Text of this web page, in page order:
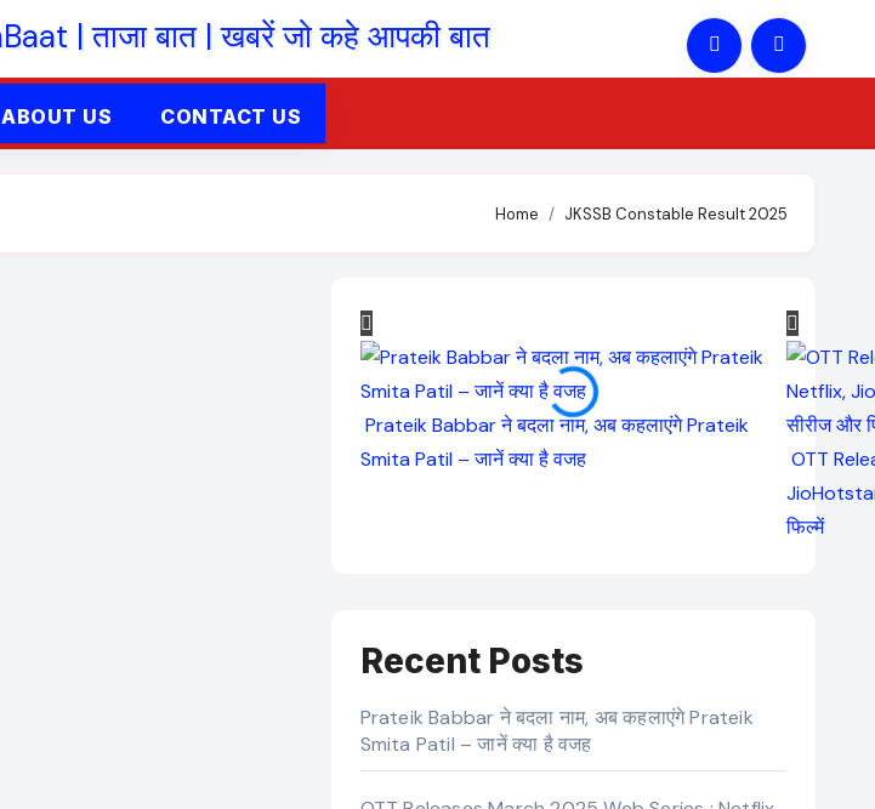
ABOUT US CONTACT US
Home JKSSB Constable Result 2025
Prateik Babbar ने बदला नाम, अब कहलाएंगे Prateik
Smita Patil – जानें क्या है वजह
OTT
फिल्में
Recent Posts
Prateik Babbar ने बदला नाम, अब कहलाएंगे Prateik
Smita Patil – जानें क्या है वजह